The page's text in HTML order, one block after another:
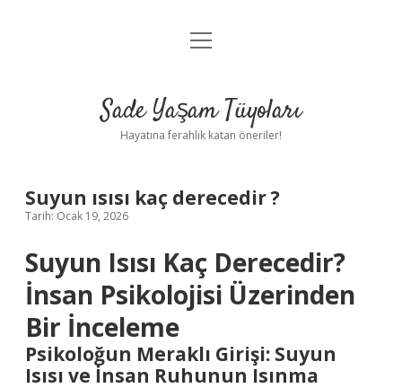
Anasayfa
Yasal Uyarı
menüyü
Sade Yaşam Tüyoları
Hayatına ferahlık katan öneriler!
Suyun ısısı kaç derecedir ?
Tarih: Ocak 19, 2026
Suyun Isısı Kaç Derecedir?
İnsan Psikolojisi Üzerinden
Bir İnceleme
Psikoloğun Meraklı Girişi: Suyun
Isısı ve İnsan Ruhunun Isınma